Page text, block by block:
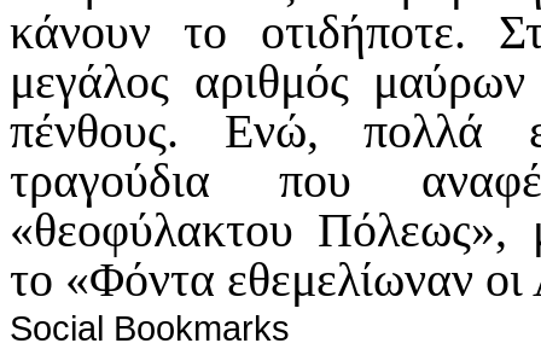
κάνουν το οτιδήποτε.
μεγάλος αριθμός
πένθους. Ενώ, πολλά
τραγούδια που
«θεοφύλακτου Πόλεως»,
το «Φόντα εθεμελίωναν
Social Bookmarks